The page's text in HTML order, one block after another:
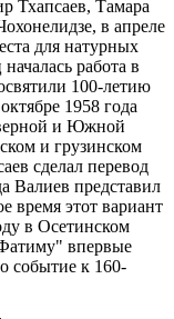
Тхапсаев, Тамара
в апреле
для натурных
работа в
100-летию
1958 года
и Южной
и грузинском
сделал перевод
Валиев представил
время этот вариант
в Осетинском
впервые
событие к 160-